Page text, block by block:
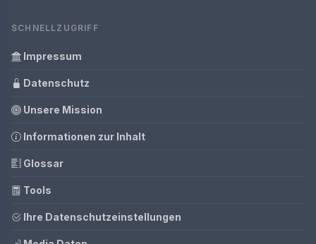
SCHNELLZUGRIFF
Impressum
Datenschutz
Unsere Mission
Informationen zur Inhalt
Glossar
Tools
Ihre Datenschutzeinstellungen